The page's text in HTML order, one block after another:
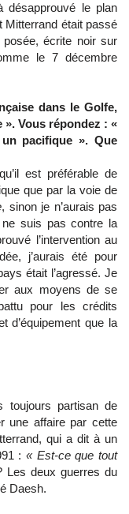
désapprouvé le plan
Mitterrand était passé
écrite noir sur
le 7 décembre
dans le Golfe,
Vous répondez : «
pacifique ». Que
est préférable de
que par la voie de
, sinon je n’aurais pas
suis pas contre la
l’intervention au
j’aurais été pour
était l’agressé. Je
aux moyens de se
pour les crédits
d’équipement que la
toujours partisan de
une affaire par cette
qui a dit à un
: « Est-ce que tout
Les deux guerres du
Daesh.